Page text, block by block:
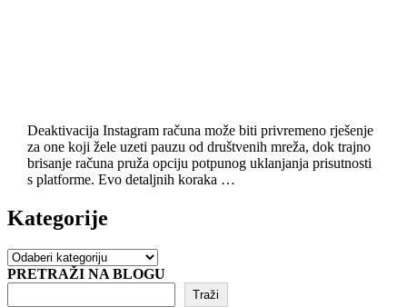
Deaktivacija Instagram računa može biti privremeno rješenje
za one koji žele uzeti pauzu od društvenih mreža, dok trajno
brisanje računa pruža opciju potpunog uklanjanja prisutnosti
s platforme. Evo detaljnih koraka …
Kategorije
Kategorije
PRETRAŽI NA BLOGU
Traži